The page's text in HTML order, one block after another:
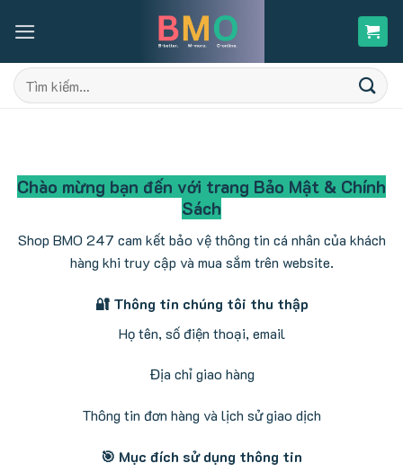
Tìm
kiếm:
Chào mừng bạn đến với trang Bảo Mật & Chính
Sách
Shop BMO 247 cam kết bảo vệ thông tin cá nhân của khách
hàng khi truy cập và mua sắm trên website.
🔐 Thông tin chúng tôi thu thập
Họ tên, số điện thoại, email
Địa chỉ giao hàng
Thông tin đơn hàng và lịch sử giao dịch
🎯 Mục đích sử dụng thông tin